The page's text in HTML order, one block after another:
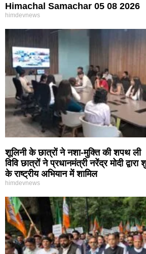
Himachal Samachar 05 08 2026
himdevnews
शूलिनी के छात्रों ने नशा-मुक्ति की शपथ ली
विवि छात्रों ने प्रधानमंत्री नरेंद्र मोदी
के राष्ट्रीय अभियान में शामिल
himdevnews